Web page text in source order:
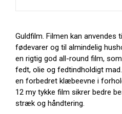
Guldfilm. Filmen kan anvendes
fødevarer og til almindelig
en rigtig god all-round film,
fedt, olie og fedtindholdigt
en forbedret klæbeevne i
12 my tykke film sikrer bedre
stræk og håndtering.